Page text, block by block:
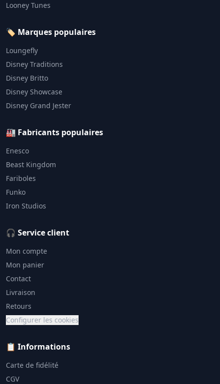
Looney Tunes
🏷️ Marques populaires
Loungefly
Disney Traditions
Disney Britto
Disney Showcase
Disney Grand Jester
🏭 Fabricants populaires
Enesco
Beast Kingdom
Fariboles
Funko
Iron Studios
🎧 Service client
Mon compte
Mon panier
Contact
Livraison
Retours
Configurer les cookies
📋 Informations
Carte de fidélité
CGV